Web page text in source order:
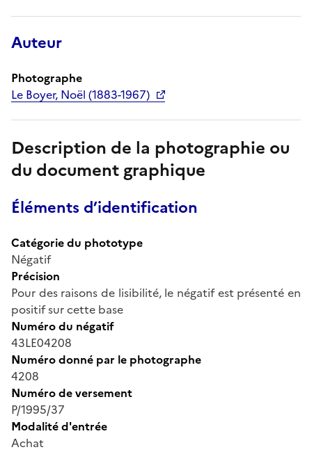
Auteur
Photographe
Le Boyer, Noël (1883-1967)
Description de la photographie ou
du document graphique
Éléments d’identification
Catégorie du phototype
Négatif
Précision
Pour des raisons de lisibilité, le négatif est présenté en
positif sur cette base
Numéro du négatif
43LE04208
Numéro donné par le photographe
4208
Numéro de versement
P/1995/37
Modalité d'entrée
Achat